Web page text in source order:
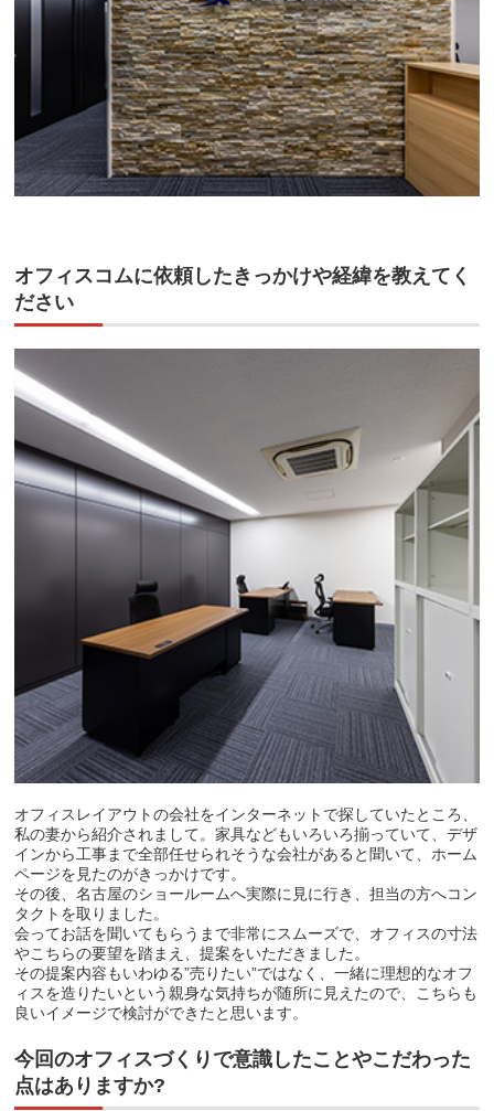
オフィスコムに依頼したきっかけや経緯を教えてく
ださい
オフィスレイアウトの会社をインターネットで探していたところ、
私の妻から紹介されまして。家具などもいろいろ揃っていて、デザ
インから工事まで全部任せられそうな会社があると聞いて、ホーム
ページを見たのがきっかけです。
その後、名古屋のショールームへ実際に見に行き、担当の方へコン
タクトを取りました。
会ってお話を聞いてもらうまで非常にスムーズで、オフィスの寸法
やこちらの要望を踏まえ、提案をいただきました。
その提案内容もいわゆる”売りたい”ではなく、一緒に理想的なオフ
ィスを造りたいという親身な気持ちが随所に見えたので、こちらも
良いイメージで検討ができたと思います。
今回のオフィスづくりで意識したことやこだわった
点はありますか?